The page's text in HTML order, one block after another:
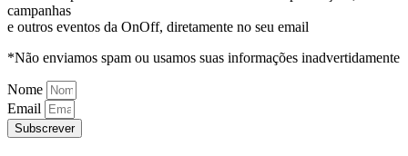
campanhas
e outros eventos da OnOff, diretamente no seu email
*Não enviamos spam ou usamos suas informações inadvertidamente
Nome
Email
Subscrever